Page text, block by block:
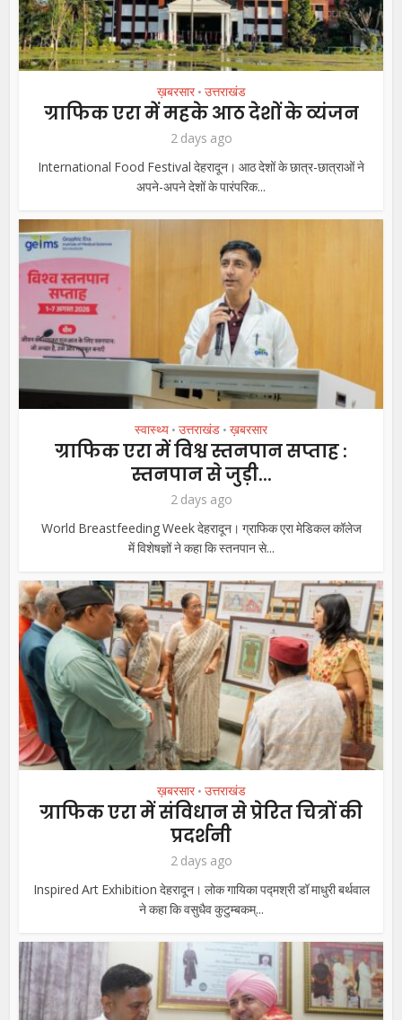
ख़बरसार • उत्तराखंड
ग्राफिक एरा में महके आठ देशों के व्यंजन
2 days ago
International Food Festival देहरादून। आठ देशों के छात्र-छात्राओं ने
अपने-अपने देशों के पारंपरिक...
स्वास्थ्य • उत्तराखंड • ख़बरसार
ग्राफिक एरा में विश्व स्तनपान सप्ताह :
स्तनपान से जुड़ी...
2 days ago
World Breastfeeding Week देहरादून। ग्राफिक एरा मेडिकल कॉलेज
में विशेषज्ञों ने कहा कि स्तनपान से...
ख़बरसार • उत्तराखंड
ग्राफिक एरा में संविधान से प्रेरित चित्रों की
प्रदर्शनी
2 days ago
Inspired Art Exhibition देहरादून। लोक गायिका पद्मश्री डॉ माधुरी बर्थवाल
ने कहा कि वसुधैव कुटुम्बकम्...